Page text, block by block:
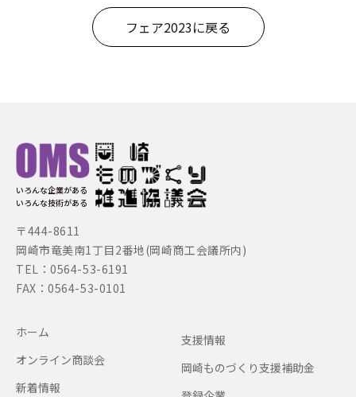
フェア2023に戻る
いろんな企業がある
いろんな技術がある
〒444-8611
岡崎市竜美南1丁目2番地(岡崎商工会議所内)
TEL：0564-53-6191
FAX：0564-53-0101
ホーム
オンライン商談会
新着情報
支援情報
岡崎ものづくり支援補助金